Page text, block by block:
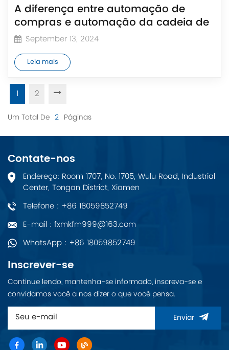
A diferença entre automação de
compras e automação da cadeia de
suprimentos
September 13, 2024
Leia mais
1 2
Um Total De 2 Páginas
Contate-nos
Endereço: Room 1707, No. 1705, Wulu Road, Industrial
Center, Tongan District, Xiamen
Telefone : +86 18059852749
E-mail : fxmkfm999@163.com
WhatsApp : +86 18059852749
Inscrever-se
Continue lendo, mantenha-se informado, inscreva-se e
convidamos você a nos dizer o que você pensa.
Enviar